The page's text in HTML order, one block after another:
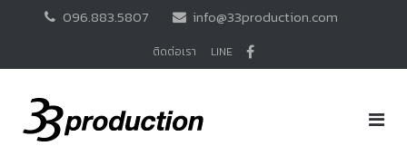
096.883.5807 info@33production.com
ติดต่อเรา LINE